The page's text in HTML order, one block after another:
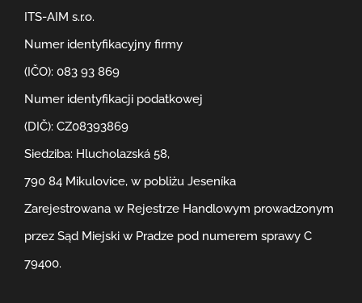
ITS-AIM s.r.o.
Numer identyfikacyjny firmy
(IČO): 083 93 869
Numer identyfikacji podatkowej
(DIČ): CZ08393869
Siedziba: Hlucholazská 58,
790 84 Mikulovice, w pobliżu Jeseníka
Zarejestrowana w Rejestrze Handlowym prowadzonym
przez Sąd Miejski w Pradze pod numerem sprawy C
79400.